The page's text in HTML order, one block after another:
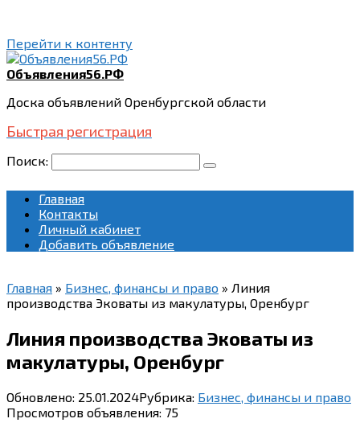
Перейти к контенту
Объявления56.РФ
Доска объявлений Оренбургской области
Быстрая регистрация
Поиск:
Главная
Контакты
Личный кабинет
Добавить объявление
Главная » Бизнес, финансы и право » Линия
производства Эковаты из макулатуры, Оренбург
Линия производства Эковаты из
макулатуры, Оренбург
Обновлено: 25.01.2024Рубрика: Бизнес, финансы и право
Просмотров объявления: 75